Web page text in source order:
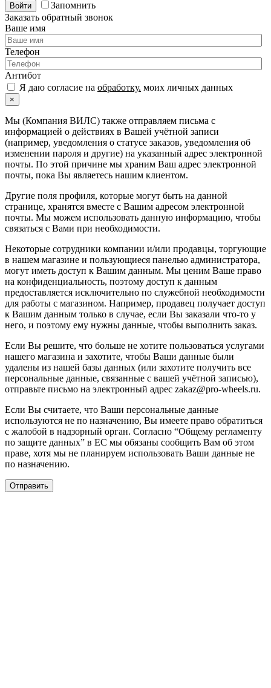
Войти
Запомнить
Заказать обратный звонок
Ваше имя
Телефон
Антибот
Я даю согласие на обработку. моих личных данных
×
Мы (Компания ВИЛС) также отправляем письма с
информацией о действиях в Вашей учётной записи
(например, уведомления о статусе заказов, уведомления об
изменении пароля и другие) на указанный адрес электронной
почты. По этой причине мы храним Ваш адрес электронной
почты, пока Вы являетесь нашим клиентом.
Другие поля профиля, которые могут быть на данной
странице, хранятся вместе с Вашим адресом электронной
почты. Мы можем использовать данную информацию, чтобы
связаться с Вами при необходимости.
Некоторые сотрудники компании и/или продавцы, торгующие
в нашем магазине и пользующиеся панелью администратора,
могут иметь доступ к Вашим данным. Мы ценим Ваше право
на конфиденциальность, поэтому доступ к данным
предоставляется исключительно по служебной необходимости
для работы с магазином. Например, продавец получает доступ
к Вашим данным только в случае, если Вы заказали что-то у
него, и поэтому ему нужны данные, чтобы выполнить заказ.
Если Вы решите, что больше не хотите пользоваться услугами
нашего магазина и захотите, чтобы Ваши данные были
удалены из нашей базы данных (или захотите получить все
персональные данные, связанные с вашей учётной записью),
отправьте письмо на электронный адрес zakaz@pro-wheels.ru.
Если Вы считаете, что Ваши персональные данные
используются не по назначению, Вы имеете право обратиться
с жалобой в надзорный орган. Согласно “Общему регламенту
по защите данных” в ЕС мы обязаны сообщить Вам об этом
праве, хотя мы не планируем использовать Ваши данные не
по назначению.
Отправить